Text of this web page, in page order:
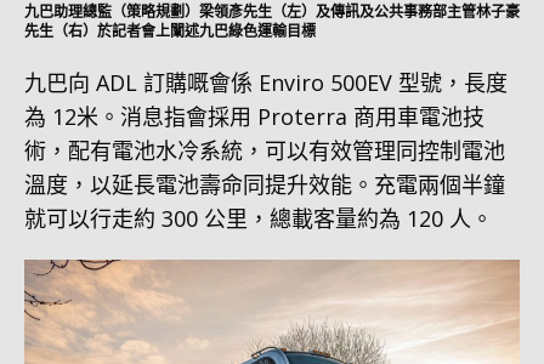
九巴助理總監（策略規劃）梁領彥先生（左）及傳訊及公共事務部主管林子豪
先生（右）於記者會上闡述九巴綠色運輸目標
九巴向 ADL 訂購嘅會係 Enviro 500EV 型號，長度
為 12米。消息指會採用 Proterra 商用車電池技
術，配有電池水冷系統，可以有效管理同控制電池
溫度，以延長電池壽命同提升效能。充電兩個半鐘
就可以行走約 300 公里，總載客量約為 120 人。